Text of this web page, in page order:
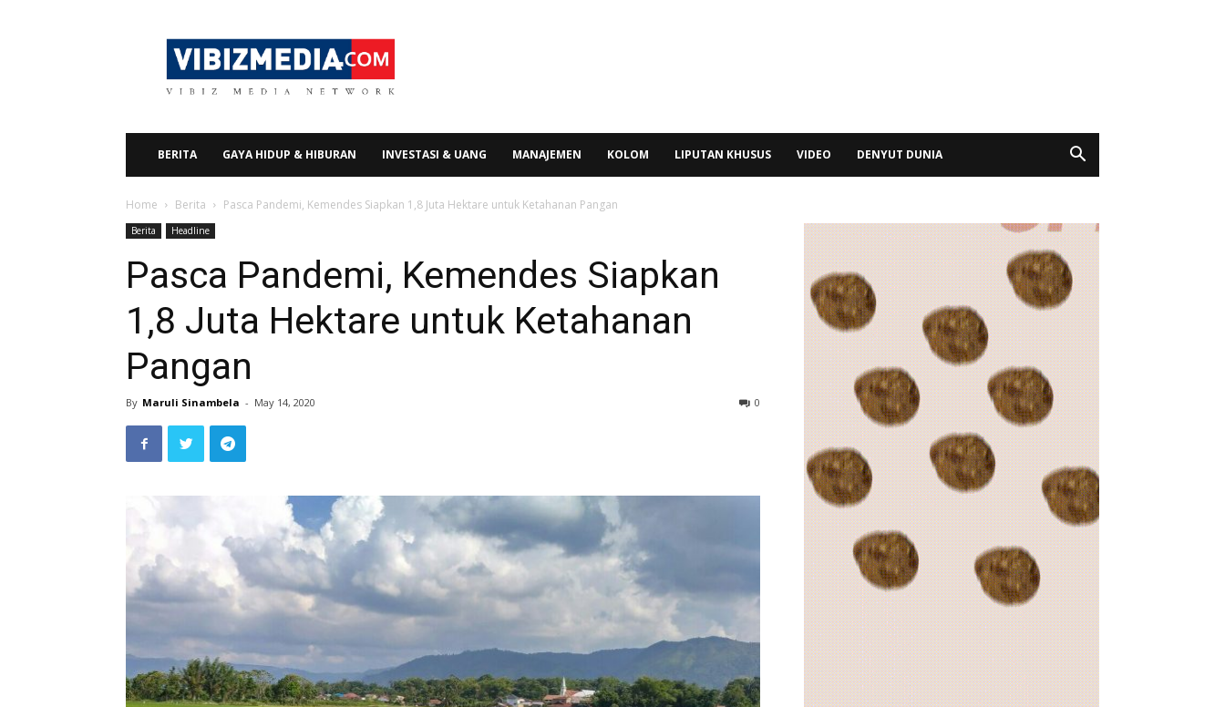
Vibizmedia.com
BERITA GAYA HIDUP & HIBURAN INVESTASI & UANG MANAJEMEN KOLOM LIPUTAN KHUSUS VIDEO DENYUT DUNIA
Home Berita Pasca Pandemi, Kemendes Siapkan 1,8 Juta Hektare untuk Ketahanan Pangan
Berita Headline
Pasca Pandemi, Kemendes Siapkan
1,8 Juta Hektare untuk Ketahanan
Pangan
By Maruli Sinambela - May 14, 2020 0